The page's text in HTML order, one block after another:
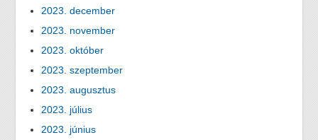
2023. december
2023. november
2023. október
2023. szeptember
2023. augusztus
2023. július
2023. június